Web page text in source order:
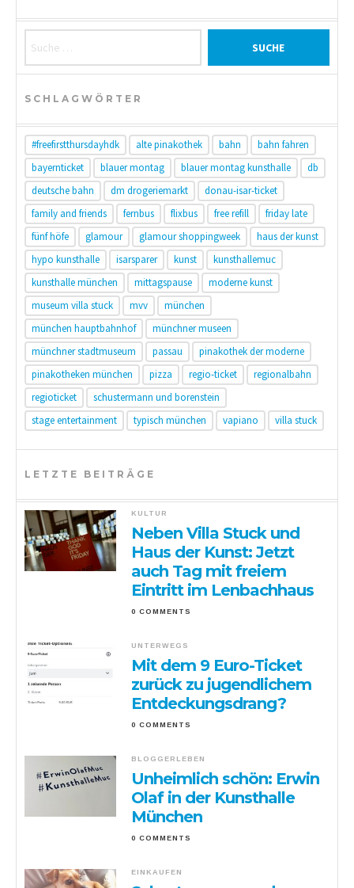
SCHLAGWÖRTER
#freefirstthursdayhdk alte pinakothek bahn
bahn fahren
bayernticket
blauer montag blauer montag kunsthalle
db
deutsche bahn
dm drogeriemarkt
donau-isar-ticket
family and friends
fernbus flixbus free refill
friday late
fünf höfe
glamour glamour shoppingweek
haus der kunst
hypo kunsthalle
isarsparer kunst
kunsthallemuc
kunsthalle münchen
mittagspause
moderne kunst
museum villa stuck
mvv
münchen
münchen hauptbahnhof
münchner museen
münchner stadtmuseum
passau
pinakothek der moderne
pinakotheken münchen
pizza regio-ticket
regionalbahn
regioticket
schustermann und borenstein
stage entertainment
typisch münchen vapiano villa stuck
LETZTE BEITRÄGE
KULTUR
Neben Villa Stuck und
Haus der Kunst: Jetzt
auch Tag mit freiem
Eintritt im Lenbachhaus
0 COMMENTS
UNTERWEGS
Mit dem 9 Euro-Ticket
zurück zu jugendlichem
Entdeckungsdrang?
0 COMMENTS
BLOGGERLEBEN
Unheimlich schön: Erwin
Olaf in der Kunsthalle
München
0 COMMENTS
EINKAUFEN